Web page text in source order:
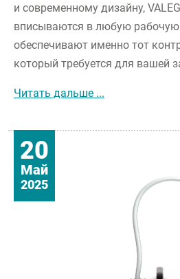
и современному дизайну,
вписываются в любую рабочую
обеспечивают именно тот
который требуется для вашей
Читать дальше ...
20
Май
2025